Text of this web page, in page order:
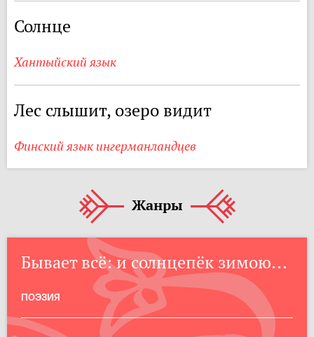
Солнце
Хантыйский язык
Лес слышит, озеро видит
Финский язык ингерманландцев
Жанры
Бывает всё: и солнцепёк зимою...
ПОЭЗИЯ